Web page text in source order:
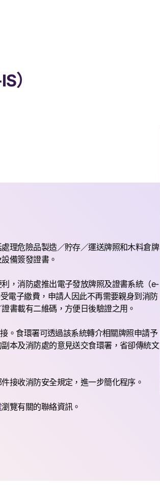
）
理危險品製造／貯存／運送牌照和木料倉牌
備簽發證書。
，消防處推出電子發放牌照及證書系統（e-
電子繳費，申請人因此不再需要親身到消防
書載有二維碼，方便日後驗證之用。
。食環署可透過該系統轉介相關牌照申請予
本及消防處的意見送交食環署，省卻傳統文
接收消防安全規定，進一步簡化程序。
瀏覽有關的聯絡資訊。